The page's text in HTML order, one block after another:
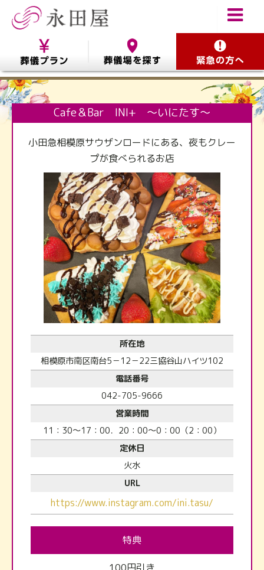
Cafe＆Bar INI+ ～いにたす～
小田急相模原サウザンロードにある、夜もクレー
プが食べられるお店
所在地
相模原市南区南台5－12－22三協谷山ハイツ102
電話番号
042-705-9666
営業時間
11：30～17：00．20：00～0：00（2：00）
定休日
火水
URL
https://www.instagram.com/ini.tasu/
特典